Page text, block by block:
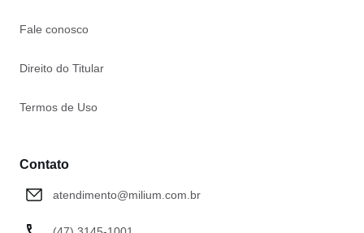
Fale conosco
Direito do Titular
Termos de Uso
Contato
atendimento@milium.com.br